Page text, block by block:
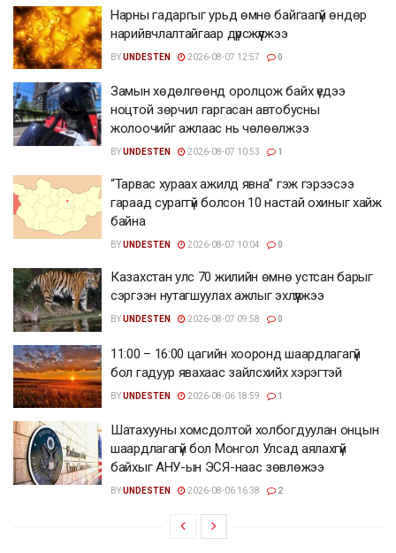
Нарны гадаргыг урьд өмнө байгаагүй өндөр
нарийвчлалтайгаар дүрсжүүлжээ
BYUNDESTEN 2026-08-07 12:57 0
Замын хөдөлгөөнд оролцож байх үедээ
ноцтой зөрчил гаргасан автобусны
жолоочийг ажлаас нь чөлөөлжээ
BYUNDESTEN 2026-08-07 10:53 1
“Тарвас хураах ажилд явна” гэж гэрээсээ
гараад сураггүй болсон 10 настай охиныг хайж
байна
BYUNDESTEN 2026-08-07 10:04 0
Казахстан улс 70 жилийн өмнө устсан барыг
сэргээн нутагшуулах ажлыг эхлүүлжээ
BYUNDESTEN 2026-08-07 09:58 0
11:00 – 16:00 цагийн хооронд шаардлагагүй
бол гадуур явахаас зайлсхийх хэрэгтэй
BYUNDESTEN 2026-08-06 18:59 1
Шатахууны хомсдолтой холбогдуулан онцын
шаардлагагүй бол Монгол Улсад аялахгүй
байхыг АНУ-ын ЭСЯ-наас зөвлөжээ
BYUNDESTEN 2026-08-06 16:38 2